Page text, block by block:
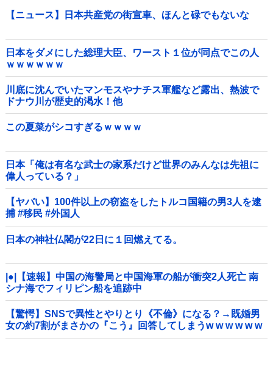
【ニュース】日本共産党の街宣車、ほんと碌でもないな
日本をダメにした総理大臣、ワースト１位が同点でこの人
ｗｗｗｗｗｗ
川底に沈んでいたマンモスやナチス軍艦など露出、熱波で
ドナウ川が歴史的渇水！他
この夏菜がシコすぎるｗｗｗｗ
日本「俺は有名な武士の家系だけど世界のみんなは先祖に
偉人っている？」
【ヤバい】100件以上の窃盗をしたトルコ国籍の男3人を逮
捕 #移民 #外国人
日本の神社仏閣が22日に１回燃えてる。
|●|【速報】中国の海警局と中国海軍の船が衝突2人死亡 南
シナ海でフィリピン船を追跡中
【驚愕】SNSで異性とやりとり《不倫》になる？→既婚男
女の約7割がまさかの『こう』回答してしまうw w w w w w
w w